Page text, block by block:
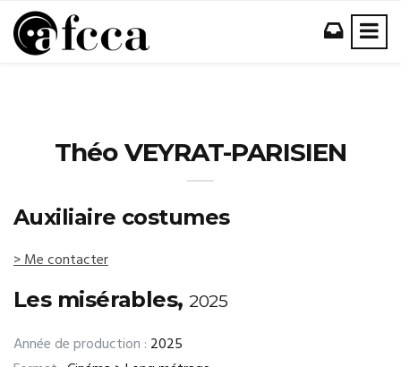
Théo VEYRAT-PARISIEN
Auxiliaire costumes
> Me contacter
Les misérables,2025
Année de production : 2025